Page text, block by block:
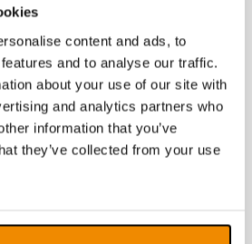
content and ads, to
and to analyse our traffic.
about your use of our site with
and analytics partners who
information that you’ve
they’ve collected from your use